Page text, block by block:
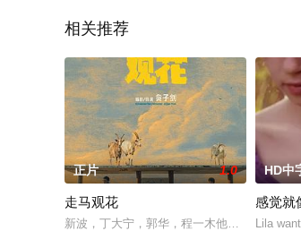
相关推荐
正片 1.0
走马观花
新波，丁大宁，郭华，程一木他们毕业于同
HD中
感觉就
Lila